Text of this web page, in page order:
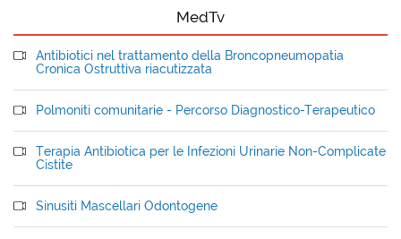
MedTv
Antibiotici nel trattamento della Broncopneumopatia
Cronica Ostruttiva riacutizzata
Polmoniti comunitarie - Percorso Diagnostico-Terapeutico
Terapia Antibiotica per le Infezioni Urinarie Non-Complicate
Cistite
Sinusiti Mascellari Odontogene